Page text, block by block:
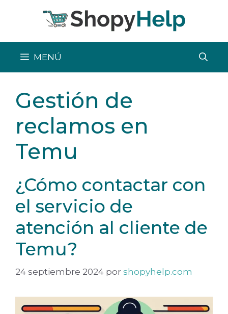
MENÚ
Gestión de
reclamos en
Temu
¿Cómo contactar con
el servicio de
atención al cliente de
Temu?
24 septiembre 2024 por shopyhelp.com